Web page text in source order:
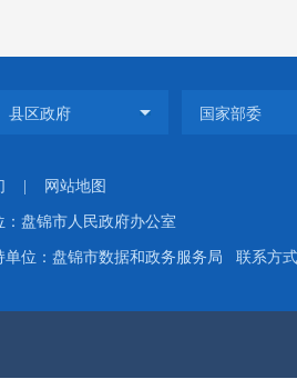
网站地图
：盘锦市人民政府办公室
单位：盘锦市数据和政务服务局 联系方